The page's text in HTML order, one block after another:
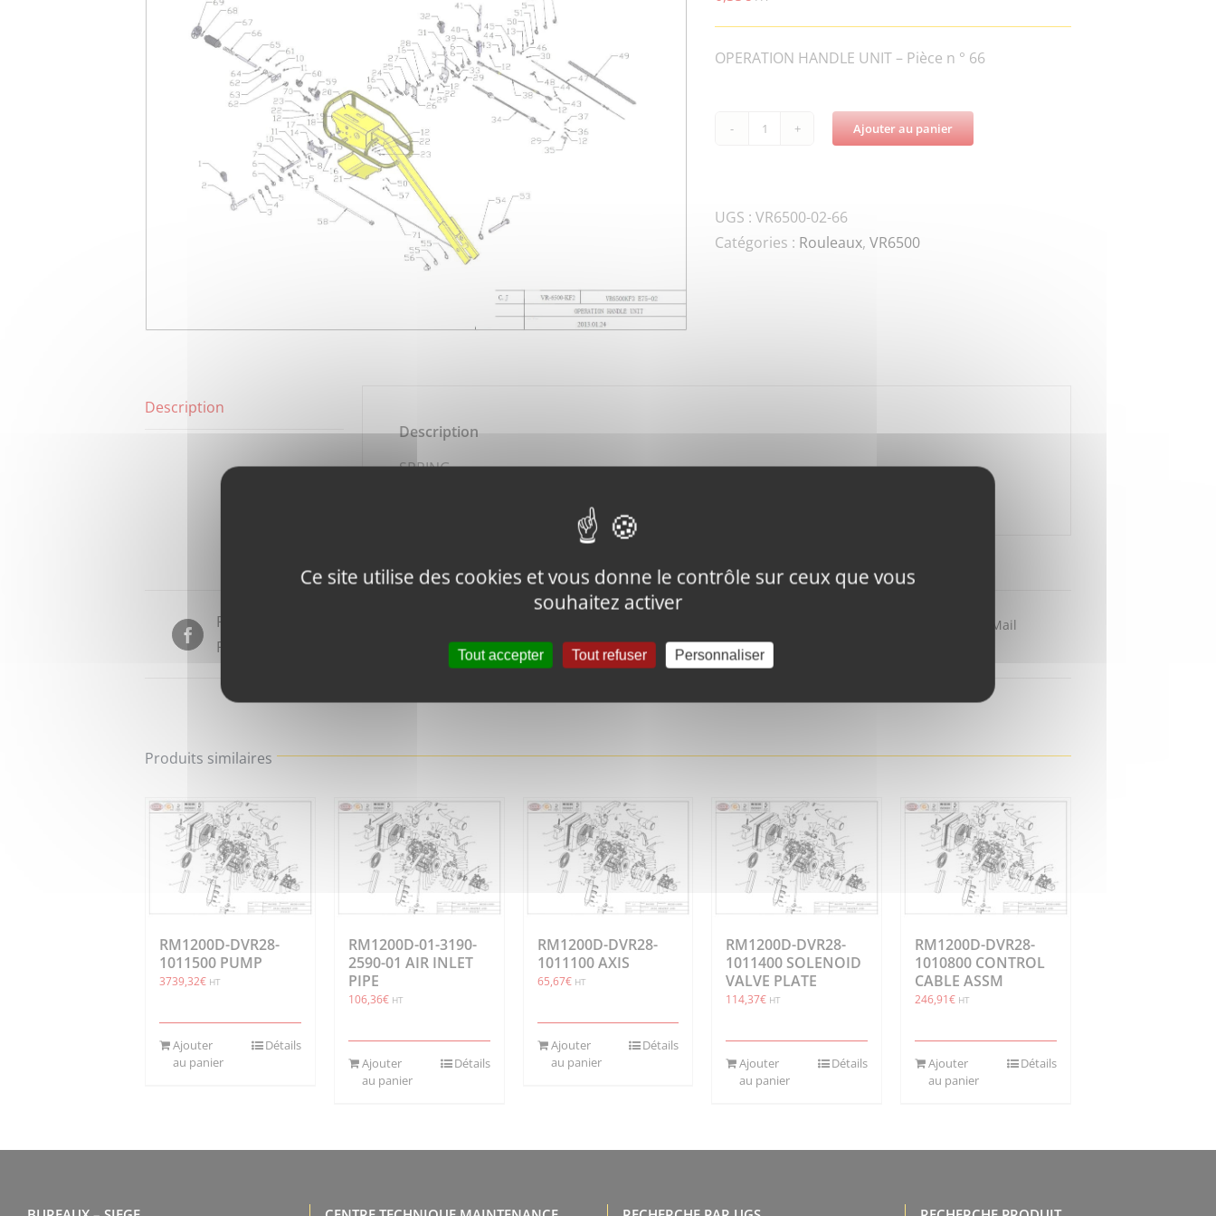
OPERATION HANDLE UNIT – Pièce n ° 66
quantité
ROL6.5-
021300
Ajouter au panier
UGS : VR6500-02-66
Catégories : Rouleaux, VR6500
Description
Description
SPRING
Partager sur
Facebook
produit
produit
Partager par Mail
Produits similaires
RM1200D-DVR28-
1011500 PUMP
3739,32€ HT
Ajouter
au panier
Détails
RM1200D-01-3190-
2590-01 AIR INLET
PIPE
106,36€ HT
Ajouter
au panier
Détails
RM1200D-DVR28-
1011100 AXIS
65,67€ HT
Ajouter
au panier
Détails
RM1200D-DVR28-
1011400 SOLENOID
VALVE PLATE
114,37€ HT
Ajouter
au panier
Détails
RM1200D-DVR28-
1010800 CONTROL
CABLE ASSM
246,91€ HT
Ajouter
au panier
Détails
Ce site utilise des cookies et vous donne le contrôle sur ceux que vous
souhaitez activer
Tout accepter Tout refuser Personnaliser